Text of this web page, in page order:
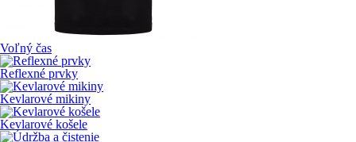
Voľný čas
Reflexné prvky
Kevlarové mikiny
Kevlarové košele